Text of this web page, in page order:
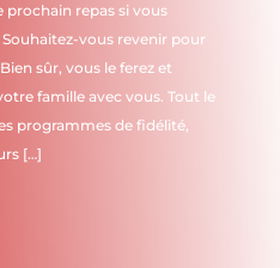
prochain repas si vous
vous revenir pour
sûr, vous le ferez et
famille avec vous. Tout le
programmes de fidélité,
[…]